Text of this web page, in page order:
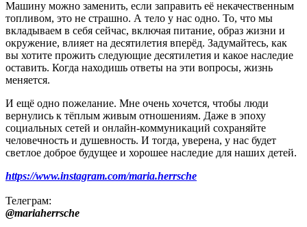
Машину можно заменить, если заправить её некачественным
топливом, это не страшно. А тело у нас одно. То, что мы
вкладываем в себя сейчас, включая питание, образ жизни и
окружение, влияет на десятилетия вперёд. Задумайтесь, как
вы хотите прожить следующие десятилетия и какое наследие
оставить. Когда находишь ответы на эти вопросы, жизнь
меняется.
И ещё одно пожелание. Мне очень хочется, чтобы люди
вернулись к тёплым живым отношениям. Даже в эпоху
социальных сетей и онлайн‑коммуникаций сохраняйте
человечность и душевность. И тогда, уверена, у нас будет
светлое доброе будущее и хорошее наследие для наших детей.
https://www.instagram.com/maria.herrsche
Телеграм:
@mariaherrsche